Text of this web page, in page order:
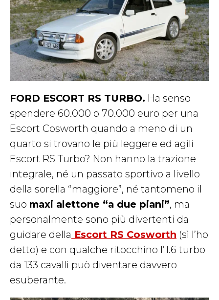
FORD ESCORT RS TURBO. Ha senso
spendere 60.000 o 70.000 euro per una
Escort Cosworth quando a meno di un
quarto si trovano le più leggere ed agili
Escort RS Turbo? Non hanno la trazione
integrale, né un passato sportivo a livello
della sorella “maggiore”, né tantomeno il
suo maxi alettone “a due piani”, ma
personalmente sono più divertenti da
guidare della Escort RS Cosworth (sì l’ho
detto) e con qualche ritocchino l’1.6 turbo
da 133 cavalli può diventare davvero
esuberante.